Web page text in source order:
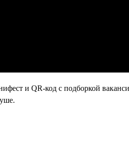
и QR-код с подборкой